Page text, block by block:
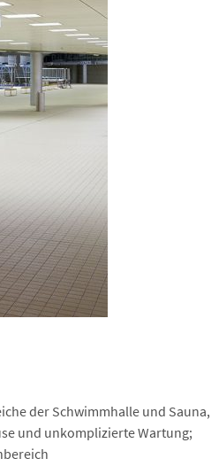
der Schwimmhalle und Sauna,
und unkomplizierte Wartung;